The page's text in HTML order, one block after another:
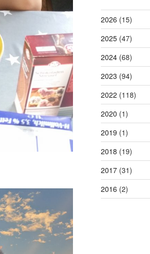
2026 (15)
2025(47)
2024(68)
2023 (94)
2022 (118)
2020 (1)
2019 (1)
2018 (19)
2017(31)
2016 (2)